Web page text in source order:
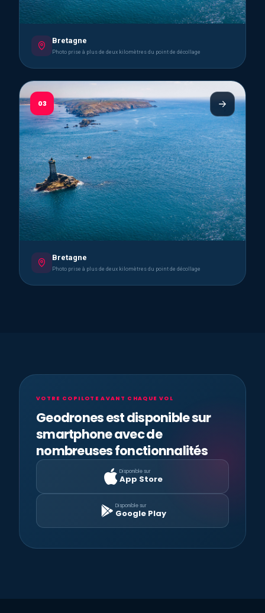
Bretagne
Photo prise à plus de deux kilomètres du point de décollage
03
Bretagne
Photo prise à plus de deux kilomètres du point de décollage
VOTRE COPILOTE AVANT CHAQUE VOL
Geodrones est disponible sur
smartphone avec de
nombreuses fonctionnalités
Disponible sur
App Store
Disponible sur
Google Play